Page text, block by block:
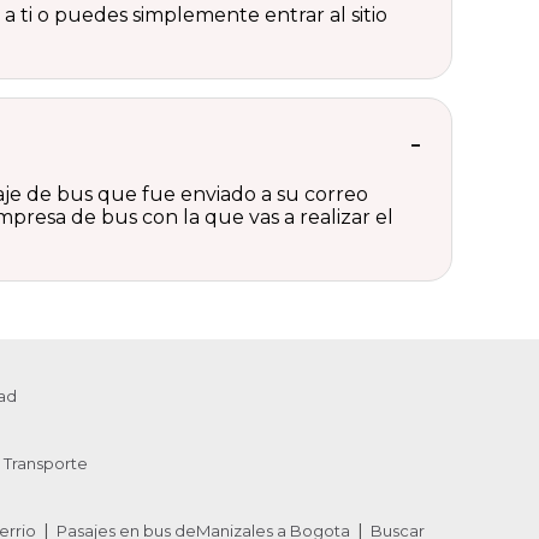
ti o puedes simplemente entrar al sitio
de bus que fue enviado a su correo
de bus con la que vas a realizar el
Pasajes en bus deManizales a Bogota Buscar